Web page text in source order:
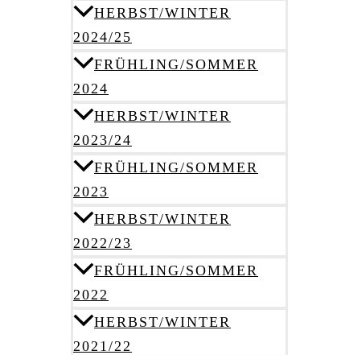
HERBST/WINTER
2024/25
FRÜHLING/SOMMER
2024
HERBST/WINTER
2023/24
FRÜHLING/SOMMER
2023
HERBST/WINTER
2022/23
FRÜHLING/SOMMER
2022
HERBST/WINTER
2021/22